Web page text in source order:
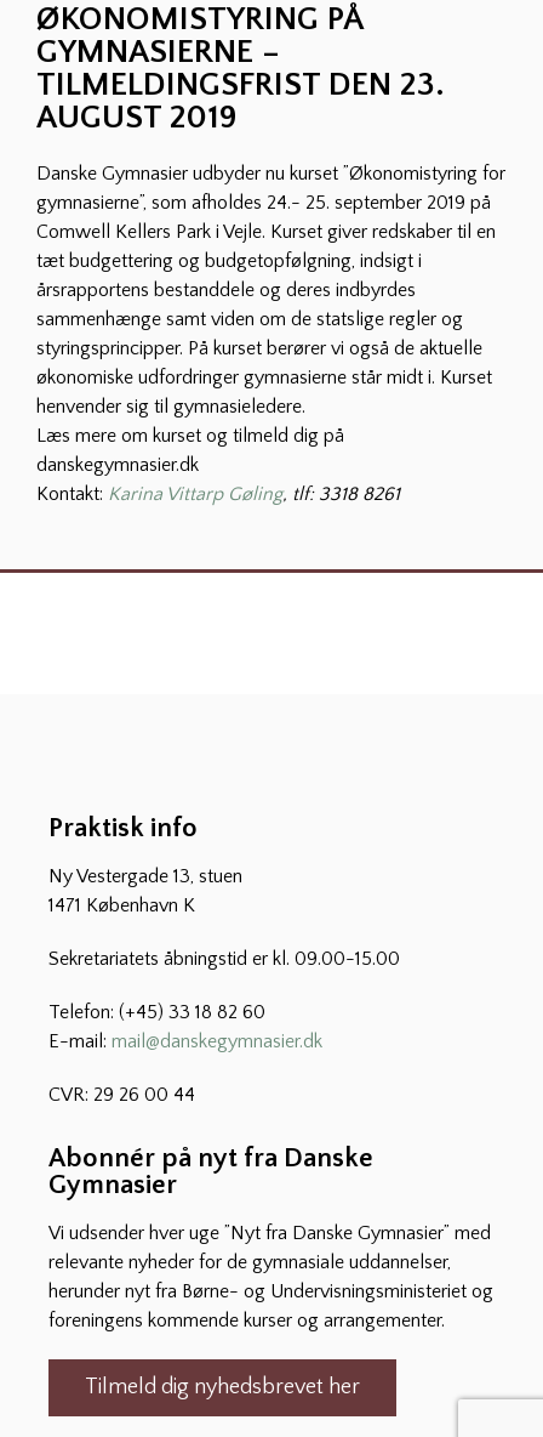
ØKONOMISTYRING PÅ
GYMNASIERNE –
TILMELDINGSFRIST DEN 23.
AUGUST 2019
Danske Gymnasier udbyder nu kurset ”Økonomistyring for
gymnasierne”, som afholdes 24.- 25. september 2019 på
Comwell Kellers Park i Vejle. Kurset giver redskaber til en
tæt budgettering og budgetopfølgning, indsigt i
årsrapportens bestanddele og deres indbyrdes
sammenhænge samt viden om de statslige regler og
styringsprincipper. På kurset berører vi også de aktuelle
økonomiske udfordringer gymnasierne står midt i. Kurset
henvender sig til gymnasieledere.
Læs mere om kurset og tilmeld dig på
danskegymnasier.dk
Kontakt: Karina Vittarp Gøling, tlf: 3318 8261
Praktisk info
Ny Vestergade 13, stuen
1471 København K
Sekretariatets åbningstid er kl. 09.00-15.00
Telefon: (+45) 33 18 82 60
E-mail: mail@danskegymnasier.dk
CVR: 29 26 00 44
Abonnér på nyt fra Danske
Gymnasier
Vi udsender hver uge ”Nyt fra Danske Gymnasier” med
relevante nyheder for de gymnasiale uddannelser,
herunder nyt fra Børne- og Undervisningsministeriet og
foreningens kommende kurser og arrangementer.
Tilmeld dig nyhedsbrevet her